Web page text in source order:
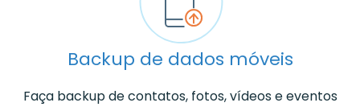
Backup de dados móveis
Faça backup de contatos, fotos, vídeos e eventos